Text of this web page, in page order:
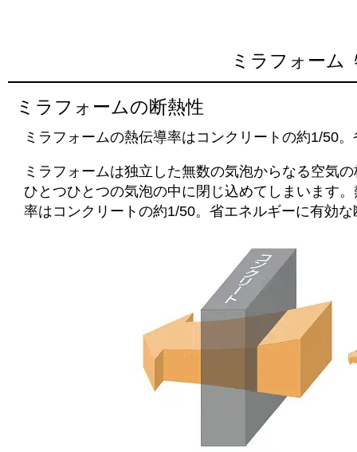
ミラフォーム
ミラフォームの断熱性
ミラフォームの熱伝導率はコンクリートの約1/50
ミラフォームは独立した無数の気泡からなる空気
ひとつひとつの気泡の中に閉じ込めてしまいます
率はコンクリートの約1/50。省エネルギーに有効